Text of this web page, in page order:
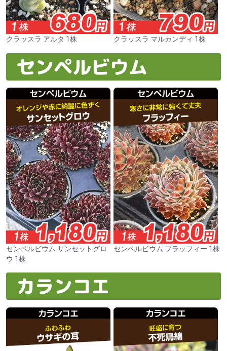
クラッスラ アルタ 1株 クラッスラ マルカンディ 1株
センペルビウム
センペルビウム サンセットグロ
ウ 1株
センペルビウム フラッフィー 1株
カランコエ